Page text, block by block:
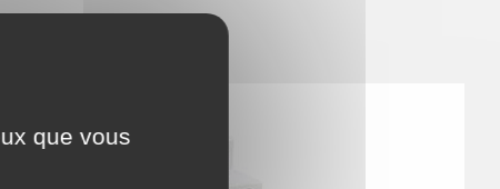
que vous